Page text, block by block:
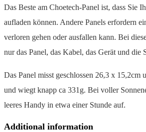
Das Beste am Choetech-Panel ist, dass Sie
aufladen können. Andere Panels erfordern
verloren gehen oder ausfallen kann. Bei
nur das Panel, das Kabel, das Gerät und die
Das Panel misst geschlossen 26,3 x 15,2cm
und wiegt knapp ca 331g. Bei voller
leeres Handy in etwa einer Stunde auf.
Additional information